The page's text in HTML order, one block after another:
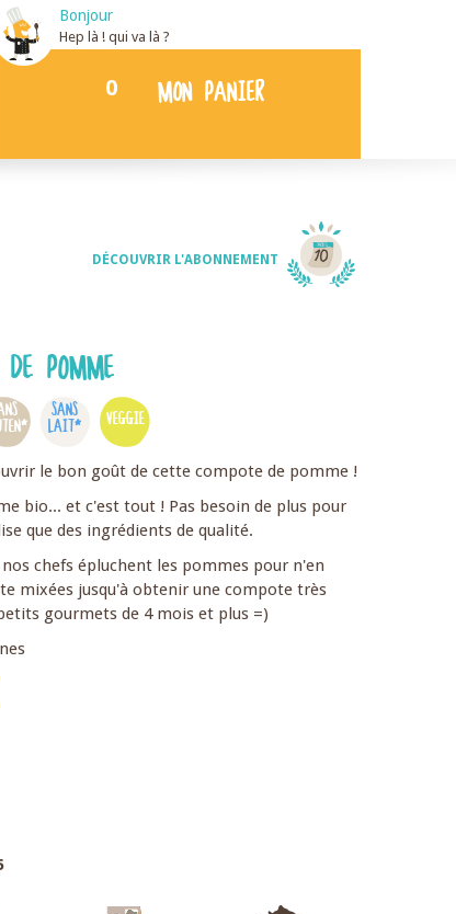
Bonjour
Hep là ! qui va là ?
0 MON PANIER
DÉCOUVRIR L'ABONNEMENT
POMME
SANS
LAIT*
VEGGIE
le bon goût de cette compote de pomme !
bio... et c'est tout ! Pas besoin de plus pour
que des ingrédients de qualité.
chefs épluchent les pommes pour n'en
mixées jusqu'à obtenir une compote très
gourmets de 4 mois et plus =)